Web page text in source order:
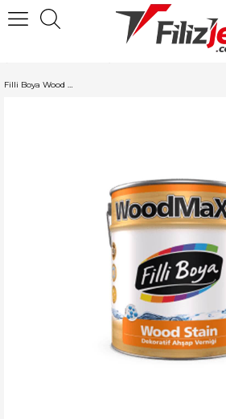
Filli Boya Wood Stain Ahşap Verniği 2.5 LT Kızıl